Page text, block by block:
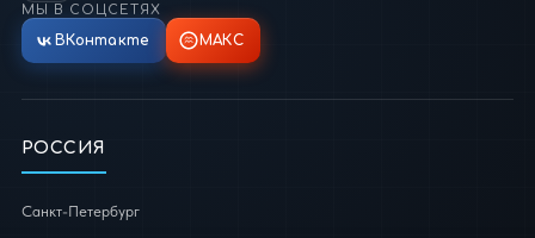
МЫ В СОЦСЕТЯХ
ВКонтакте МАКС
РОССИЯ
Санкт-Петербург